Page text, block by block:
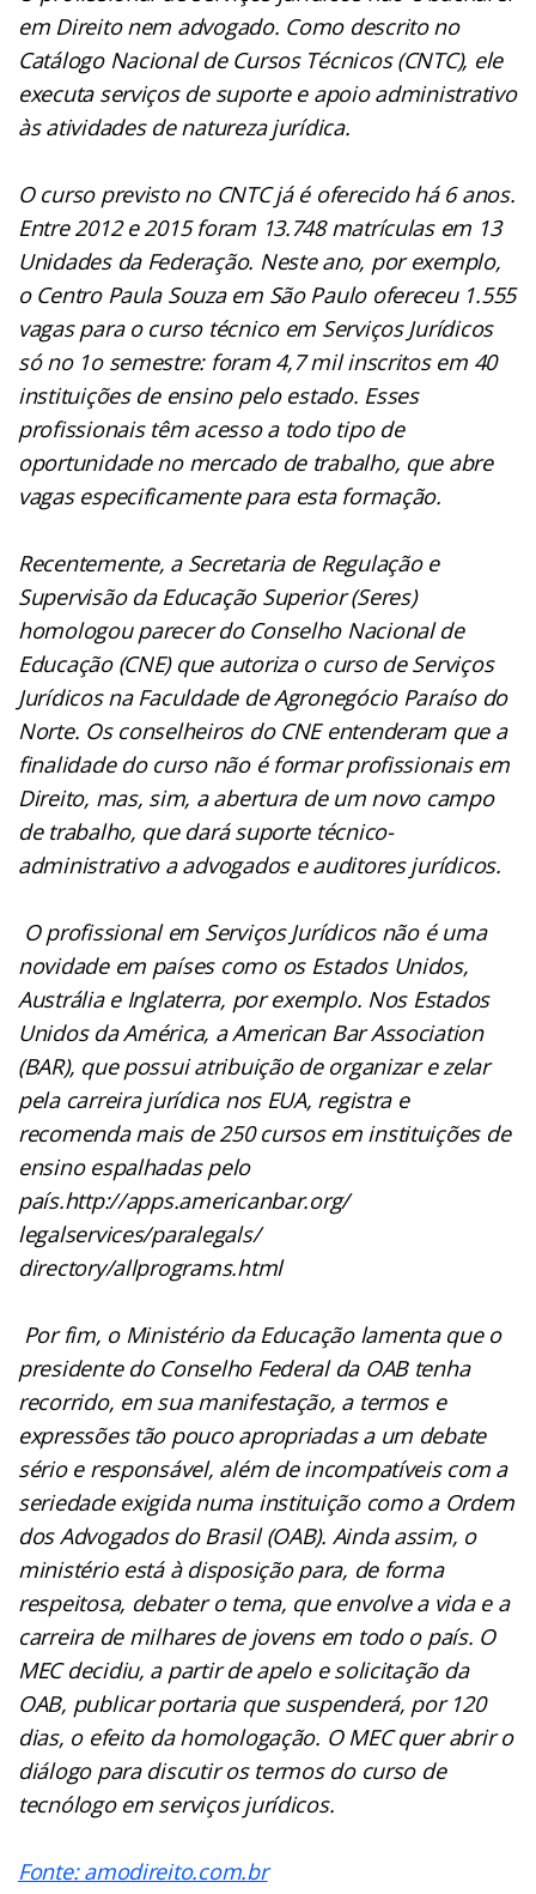
em Direito nem advogado. Como descrito no
Catálogo Nacional de Cursos Técnicos (CNTC), ele
executa serviços de suporte e apoio administrativo
às atividades de natureza jurídica.
O curso previsto no CNTC já é oferecido há 6 anos.
Entre 2012 e 2015 foram 13.748 matrículas em 13
Unidades da Federação. Neste ano, por exemplo,
o Centro Paula Souza em São Paulo ofereceu 1.555
vagas para o curso técnico em Serviços Jurídicos
só no 1o semestre: foram 4,7 mil inscritos em 40
instituições de ensino pelo estado. Esses
profissionais têm acesso a todo tipo de
oportunidade no mercado de trabalho, que abre
vagas especificamente para esta formação.
Recentemente, a Secretaria de Regulação e
Supervisão da Educação Superior (Seres)
homologou parecer do Conselho Nacional de
Educação (CNE) que autoriza o curso de Serviços
Jurídicos na Faculdade de Agronegócio Paraíso do
Norte. Os conselheiros do CNE entenderam que a
finalidade do curso não é formar profissionais em
Direito, mas, sim, a abertura de um novo campo
de trabalho, que dará suporte técnico-
administrativo a advogados e auditores jurídicos.
O profissional em Serviços Jurídicos não é uma
novidade em países como os Estados Unidos,
Austrália e Inglaterra, por exemplo. Nos Estados
Unidos da América, a American Bar Association
(BAR), que possui atribuição de organizar e zelar
pela carreira jurídica nos EUA, registra e
recomenda mais de 250 cursos em instituições de
ensino espalhadas pelo
país.http://apps.americanbar.org/
legalservices/paralegals/
directory/allprograms.html
Por fim, o Ministério da Educação lamenta que o
presidente do Conselho Federal da OAB tenha
recorrido, em sua manifestação, a termos e
expressões tão pouco apropriadas a um debate
sério e responsável, além de incompatíveis com a
seriedade exigida numa instituição como a Ordem
dos Advogados do Brasil (OAB). Ainda assim, o
ministério está à disposição para, de forma
respeitosa, debater o tema, que envolve a vida e a
carreira de milhares de jovens em todo o país. O
MEC decidiu, a partir de apelo e solicitação da
OAB, publicar portaria que suspenderá, por 120
dias, o efeito da homologação. O MEC quer abrir o
diálogo para discutir os termos do curso de
tecnólogo em serviços jurídicos.
Fonte: amodireito.com.br